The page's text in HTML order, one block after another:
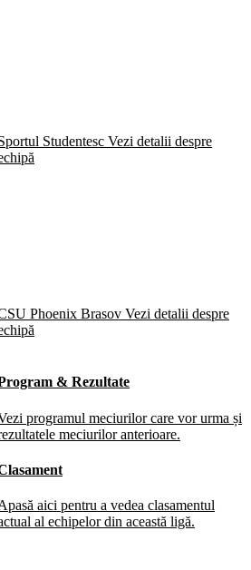
Studentesc Vezi detalii despre
Phoenix Brasov Vezi detalii despre
& Rezultate
programul meciurilor care vor urma și
meciurilor anterioare.
aici pentru a vedea clasamentul
al echipelor din această ligă.